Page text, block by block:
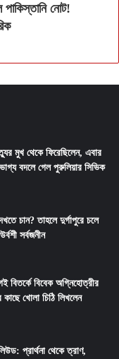
নোট!
মুখ থেকে ফিরেছিলেন, এবার
বদলে গেল পুরুলিয়ার সিভিক
চান? তাহলে দুর্গাপুরে চলে
সর্বজনীন
বিতর্কে বিবেক অগ্নিহোত্রীর
কাছে খোলা চিঠি লিখলেন
প্রার্থনা থেকে ত্রাণ,